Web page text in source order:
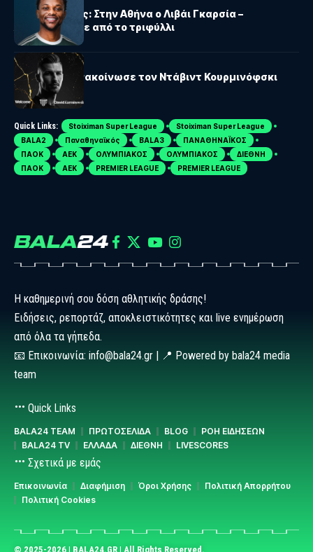
Παναθηναϊκός: Στην Αθήνα ο Λιβάι Γκαρσία –
Ανακοινώθηκε από το τριφύλλι
ΚΑΛΑΜΆΤΑ
Καλαμάτα: Ανακοίνωσε τον Ντάβιντ Κουρμινόφσκι
Quick Links: Stoiximan Super League
Stoiximan Super League
BALA2
Παναθηναϊκός BALA3
ΠΑΝΑΘΗΝΑΪΚΟΣ
ΠΑΟΚ
ΑΕΚ ΟΛΥΜΠΙΑΚΟΣ ΟΛΥΜΠΙΑΚΟΣ
ΔΙΕΘΝΗ
ΠΑΟΚ
ΑΕΚ PREMIER LEAGUE PREMIER LEAGUE
Η καθημερινή σου δόση αθλητικής δράσης!
Ειδήσεις, ρεπορτάζ, αποκλειστικότητες και live ενημέρωση
από όλα τα γήπεδα.
📧 Επικοινωνία: info@bala24.gr | 📍 Powered by bala24 media
team
Quick Links
BALA24 TEAM ΠΡΩΤΟΣΕΛΙΔΑ BLOG
ΡΟΗ ΕΙΔΗΣΕΩΝ
BALA24 TV
ΕΛΛΑΔΑ ΔΙΕΘΝΗ LIVESCORES
Σχετικά με εμάς
Επικοινωνία Διαφήμιση Όροι Χρήσης
Πολιτική Απορρήτου
Πολιτική Cookies
© 2025-2026 | BALA24.GR | All Rights Reserved.